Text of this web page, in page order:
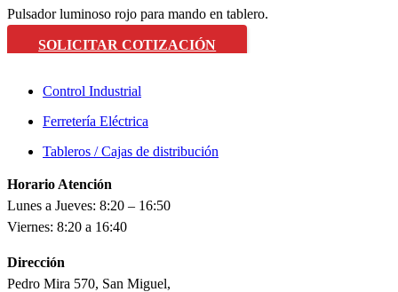
Pulsador luminoso rojo para mando en tablero.
SOLICITAR COTIZACIÓN
Control Industrial
Ferretería Eléctrica
Tableros / Cajas de distribución
Horario Atención
Lunes a Jueves: 8:20 – 16:50
Viernes: 8:20 a 16:40
Dirección
Pedro Mira 570, San Miguel,